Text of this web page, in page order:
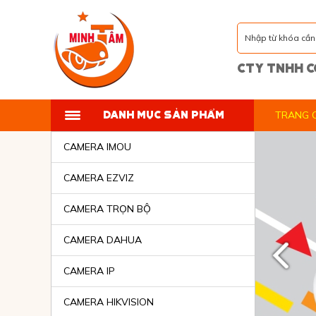
CTY TNHH
DANH MỤC SẢN PHẨM
CAMERA IMOU
CAMERA EZVIZ
CAMERA TRỌN BỘ
CAMERA DAHUA
CAMERA IP
CAMERA HIKVISION
TRANG
CAMERA IMOU
CAMERA EZVIZ
CAMERA TRỌN BỘ
CAMERA DAHUA
CAMERA IP
CAMERA HIKVISION